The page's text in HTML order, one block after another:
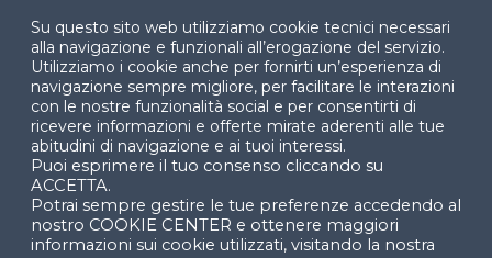
Facebook LinkedIn
YouTube X
Su questo sito web utilizziamo cookie tecnici necessari
alla navigazione e funzionali all’erogazione del servizio.
Utilizziamo i cookie anche per fornirti un’esperienza di
navigazione sempre migliore, per facilitare le interazioni
con le nostre funzionalità social e per consentirti di
ricevere informazioni e offerte mirate aderenti alle tue
abitudini di navigazione e ai tuoi interessi.
Puoi esprimere il tuo consenso cliccando su
ACCETTA.
Potrai sempre gestire le tue preferenze accedendo al
nostro COOKIE CENTER e ottenere maggiori
informazioni sui cookie utilizzati, visitando la nostra